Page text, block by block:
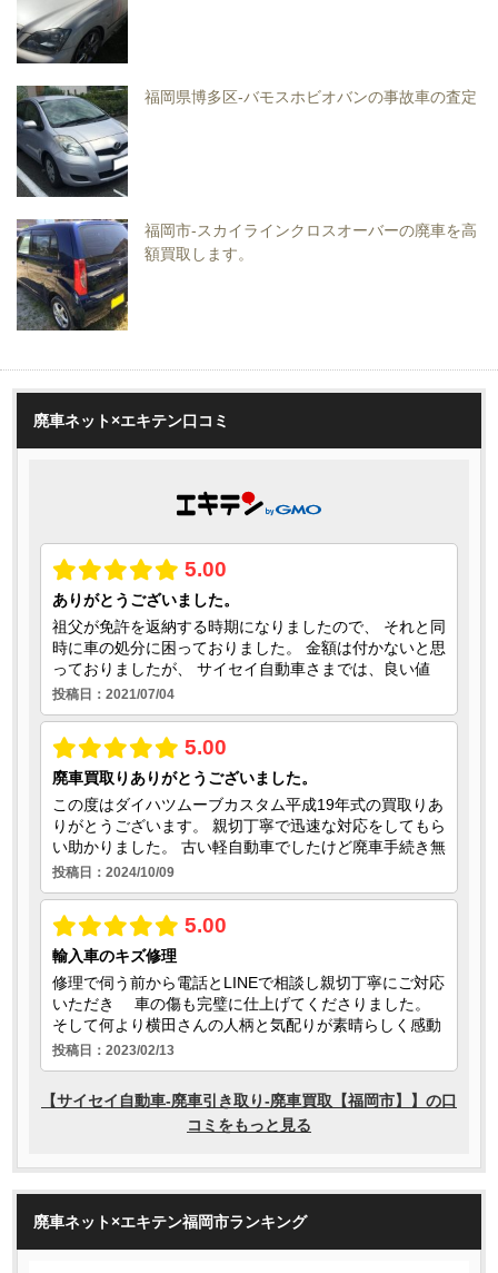
福岡県博多区-バモスホビオバンの事故車の査定
福岡市-スカイラインクロスオーバーの廃車を高
額買取します。
廃車ネット×エキテン口コミ
廃車ネット×エキテン福岡市ランキング